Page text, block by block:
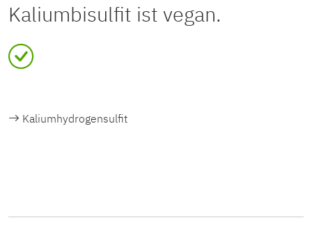
Kaliumbisulfit ist vegan.
Kaliumhydrogensulfit